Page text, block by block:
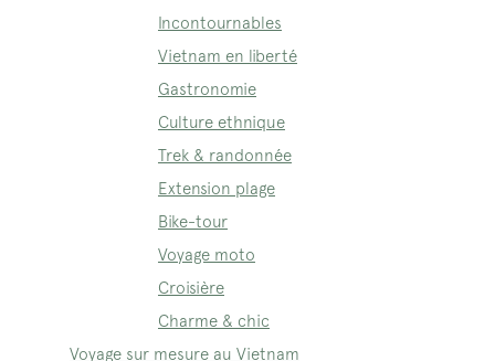
Incontournables
Vietnam en liberté
Gastronomie
Culture ethnique
Trek & randonnée
Extension plage
Bike-tour
Voyage moto
Croisière
Charme & chic
Voyage sur mesure au Vietnam